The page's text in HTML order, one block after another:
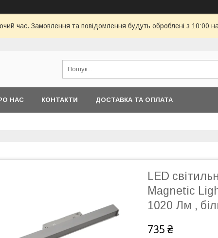
час. Замовлення та повідомлення будуть оброблені з 10:00
НАС КОНТАКТИ ДОСТАВКА ТА ОПЛАТА
LED
Magnetic
1020 Лм ,
735 ₴